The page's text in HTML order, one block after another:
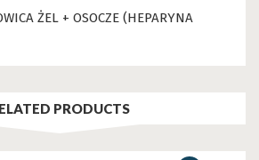
ŻEL + OSOCZE (HEPARYNA
PRODUCTS